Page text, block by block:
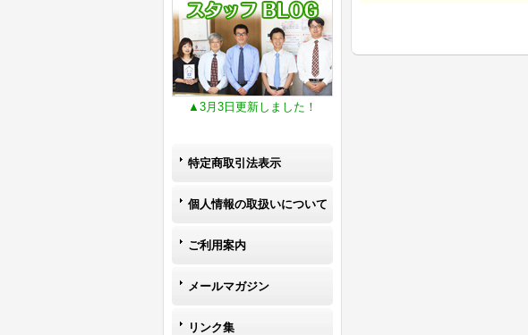
▲3月3日更新しました！
特定商取引法表示
個人情報の取扱いについて
ご利用案内
メールマガジン
リンク集